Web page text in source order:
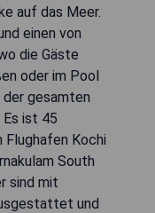
auf das Meer.
einen von
die Gäste
oder im Pool
der gesamten
ist 45
Flughafen Kochi
South
sind mit
und